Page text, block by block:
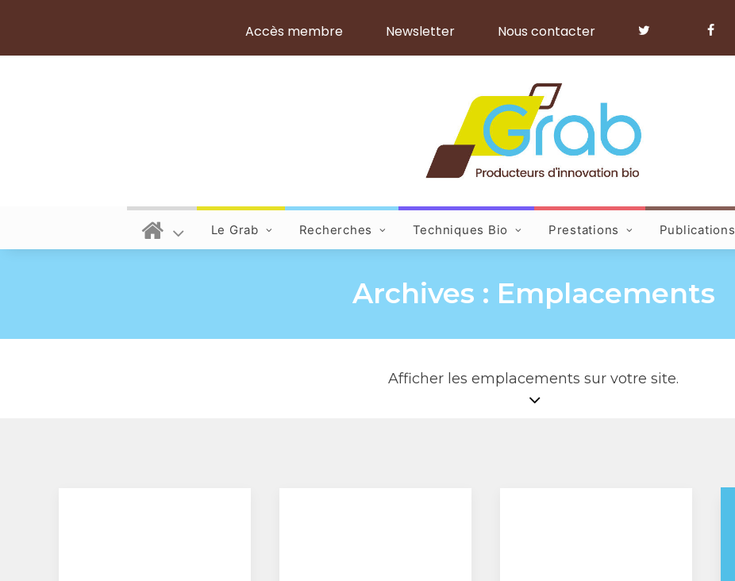
Accès membre Newsletter Nous contacter
Le Grab Recherches Techniques Bio Prestations Publications
Archives : Emplacements
Afficher les emplacements sur votre site.